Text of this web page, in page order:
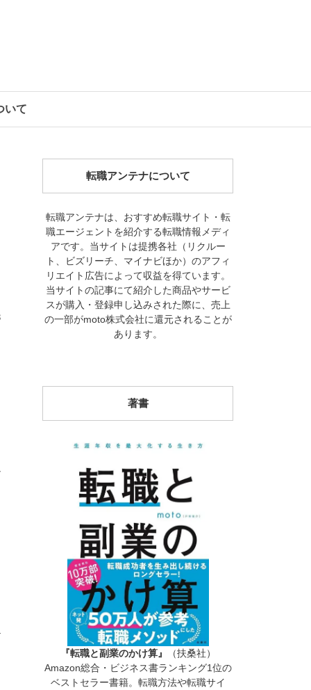
いて
転職アンテナについて
転職アンテナは、おすすめ転職サイト・転
職エージェントを紹介する転職情報メディ
アです。当サイトは提携各社（リクルー
ト、ビズリーチ、マイナビほか）のアフィ
リエイト広告によって収益を得ています。
当サイトの記事にて紹介した商品やサービ
スが購入・登録申し込みされた際に、売上
の一部がmoto株式会社に還元されることが
あります。
著書
『転職と副業のかけ算』
（扶桑社）
Amazon総合・ビジネス書ランキング1位の
ベストセラー書籍。転職方法や転職サイ